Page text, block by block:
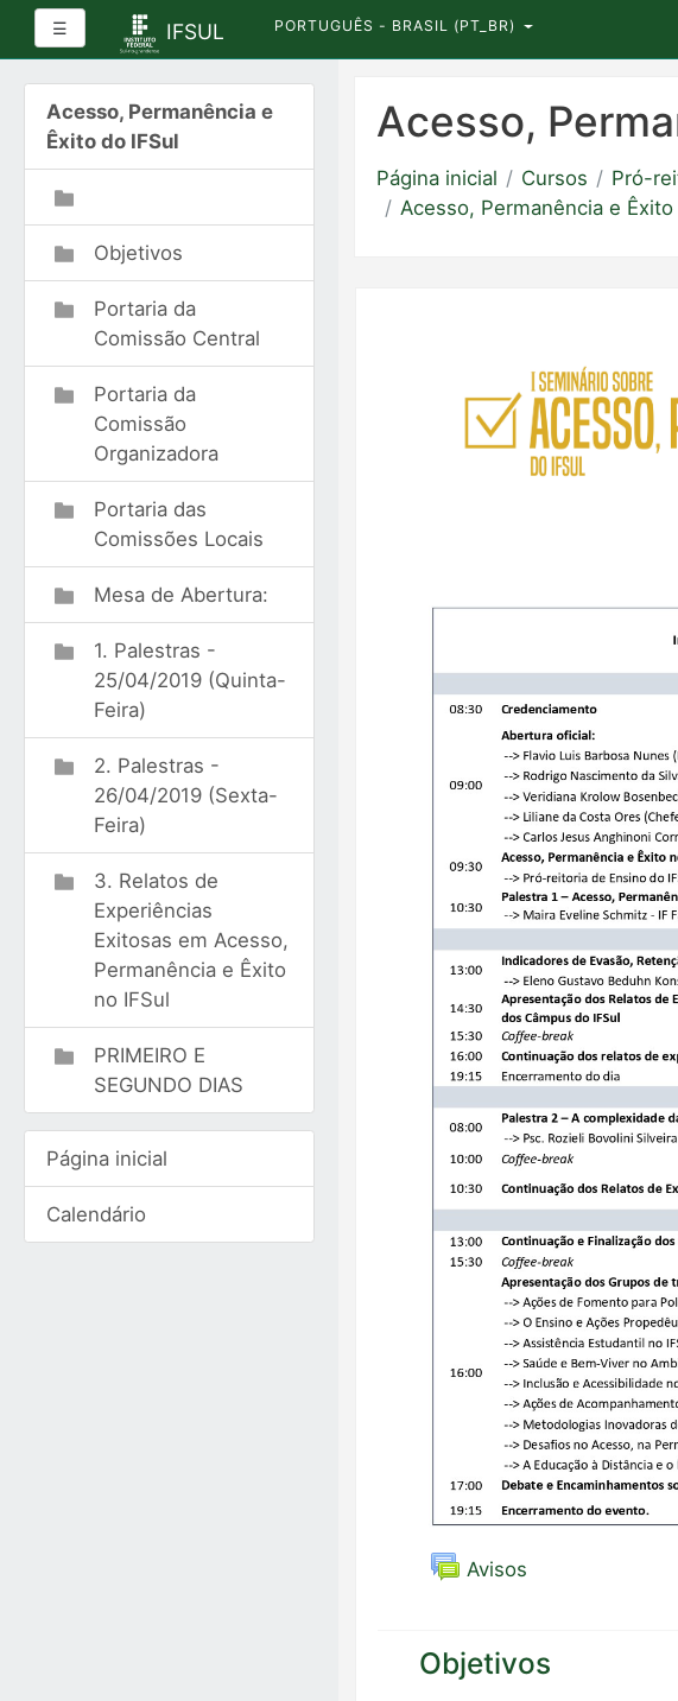
principal
☰ Painel lateral IFSUL PORTUGUÊS - BRASIL ‎(PT_BR)‎
Acesso,
Página inicial Cursos Pró-
Acesso, Permanência e
Avisos
Objetivos
Acesso, Permanência e
Êxito do IFSul
Objetivos
Portaria da
Comissão Central
Portaria da
Comissão
Organizadora
Portaria das
Comissões Locais
Mesa de Abertura:
1. Palestras -
25/04/2019 (Quinta-
Feira)
2. Palestras -
26/04/2019 (Sexta-
Feira)
3. Relatos de
Experiências
Exitosas em Acesso,
Permanência e Êxito
no IFSul
PRIMEIRO E
SEGUNDO DIAS
Página inicial
Calendário